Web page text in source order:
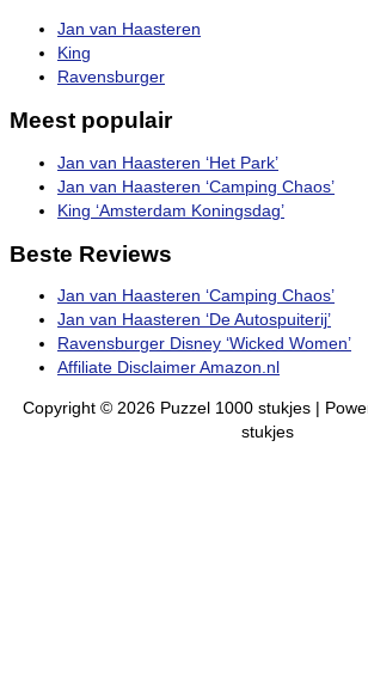
Jan van Haasteren
King
Ravensburger
Meest populair
Jan van Haasteren ‘Het Park’
Jan van Haasteren ‘Camping Chaos’
King ‘Amsterdam Koningsdag’
Beste Reviews
Jan van Haasteren ‘Camping Chaos’
Jan van Haasteren ‘De Autospuiterij’
Ravensburger Disney ‘Wicked Women’
Affiliate Disclaimer Amazon.nl
Copyright © 2026 Puzzel 1000 stukjes |
stukjes